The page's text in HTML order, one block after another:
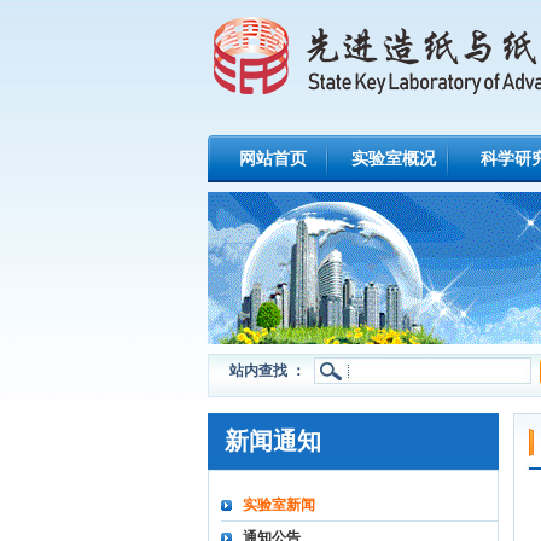
网站首页 实验室概况 科学研
站内查找 ：
新闻通知
实验室新闻
通知公告